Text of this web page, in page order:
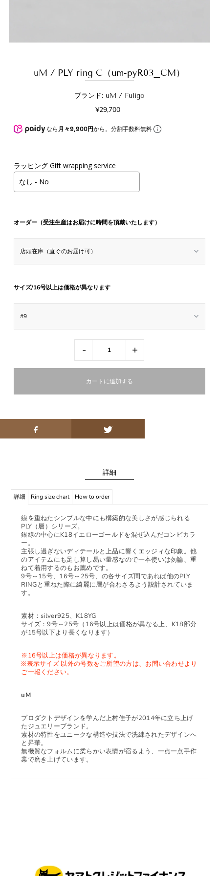
uM / PLY ring C（um-pyR03_CM）
ブランド: uM / Fuligo
¥29,700
なら 月々9,900円から。分割手数料無料
ラッピング Gift wrapping service
オーダー（受注生産はお届けに時間を頂戴いたします）
サイズ/16号以上は価格が異なります
- +
詳細
詳細 Ring size chart How to order
線を重ねたシンプルな中にも構築的な美しさが感じられる
PLY（層）シリーズ。
銀線の中心にK18イエローゴールドを混ぜ込んだコンビカラ
ー。
主張し過ぎないディテールと上品に響くエッジィな印象。他
のアイテムにも足し算し易い量感なので一本使いは勿論、重
ねて着用するのもお薦めです。
9号～15号、16号～25号、の各サイズ間であれば他のPLY
RINGと重ねた際に綺麗に層が合わさるよう設計されていま
す。
素材：silver925、K18YG
サイズ：9号～25号（16号以上は価格が異なる上、K18部分
が15号以下より長くなります）
※16号以上は価格が異なります。
※表示サイズ 以外の号数をご所望の方は、お問い合わせより
ご一報ください。
uM
プロダクトデザインを学んだ上村佳子が2014年に立ち上げ
たジュエリーブランド。
素材の特性をユニークな構造や技法で洗練されたデザインへ
と昇華。
無機質なフォルムに柔らかい表情が宿るよう、一点一点手作
業で磨き上げています。